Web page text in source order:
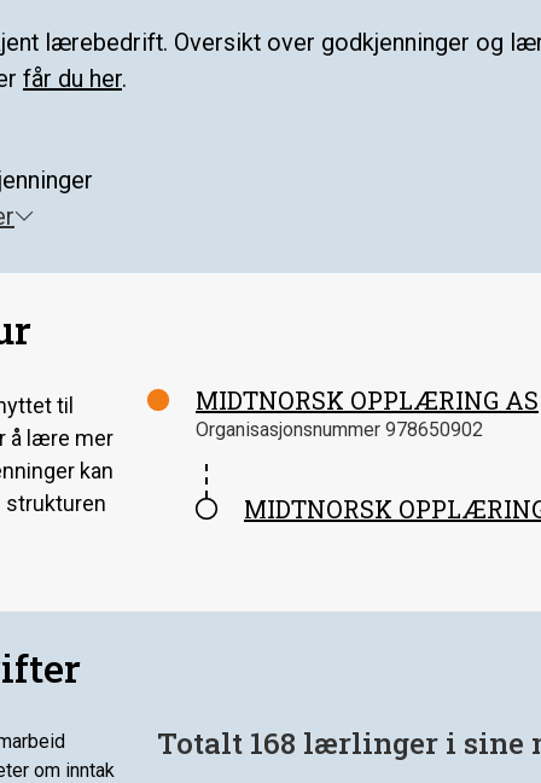
lærebedrift. Oversikt over godkjenninger og
får du her.
til
å lære mer
kan
strukturen
MIDTNORSK OPPLÆRING AS
Organisasjonsnummer 978650902
MIDTNORSK
om inntak
Totalt 168 lærlinger i sine